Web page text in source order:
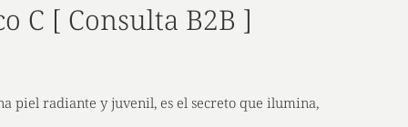
C [ Consulta B2B ]
piel radiante y juvenil, es el secreto que ilumina,